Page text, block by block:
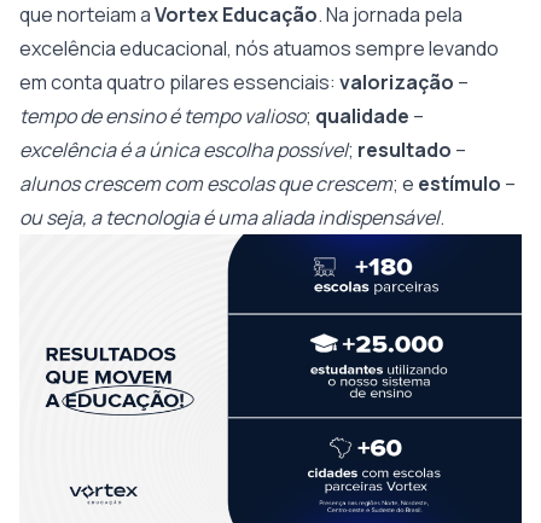
que norteiam aVortex Educação. Na jornada pela
excelência educacional, nós atuamos sempre levando
em conta quatro pilares essenciais: valorização –
tempo de ensino é tempo valioso; qualidade –
excelência é a única escolha possível; resultado –
alunos crescem com escolas que crescem; e estímulo –
ou seja, a tecnologia é uma aliada indispensável.